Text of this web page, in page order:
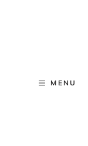
MENU